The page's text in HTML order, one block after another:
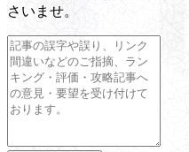
さいませ。